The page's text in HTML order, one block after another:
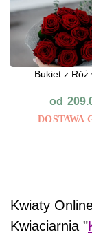
Bukiet z Róż
od
DOSTAWA
Kwiaty
Kwiaciarnia "